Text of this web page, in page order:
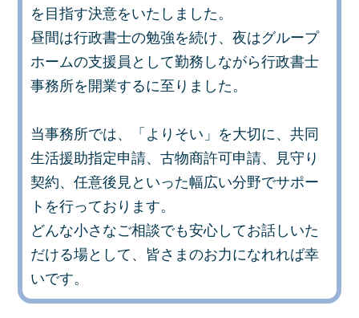
を目指す決意をいたしました。
昼間は行政書士の勉強を続け、夜はグループ
ホームの支援員として勤務しながら行政書士
事務所を開業するに至りました。
当事務所では、「よりそい」を大切に、共同
生活援助指定申請、古物商許可申請、見守り
契約、任意後見といった幅広い分野でサポー
トを行っております。
どんな小さなご相談でも安心してお話しいた
だける場として、皆さまのお力になれれば幸
いです。